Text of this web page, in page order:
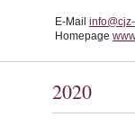
E-Mail
Homepage
2020